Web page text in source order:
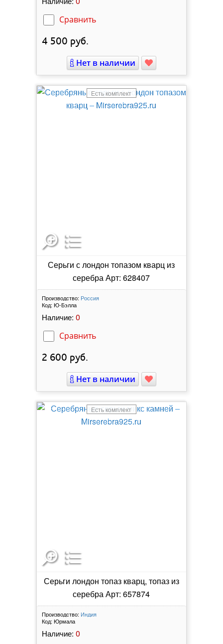
Сравнить
4 500 руб.
Нет в наличии
Есть комплект
Серьги с лондон топазом кварц из
серебра Арт: 628407
Производство: Россия
Код: Ю-Бэлла
Наличие: 0
Сравнить
2 600 руб.
Нет в наличии
Есть комплект
Серьги лондон топаз кварц, топаз из
серебра Арт: 657874
Производство: Индия
Код: Юрмала
Наличие: 0